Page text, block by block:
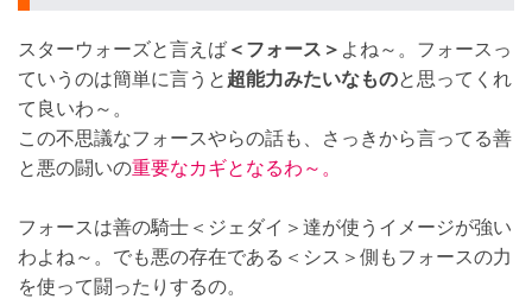
スターウォーズと言えば ＜フォース＞ よね～。フォースっ
ていうのは簡単に言うと 超能力みたいなものと思ってくれ
て良いわ～。
この不思議なフォースやらの話も、さっきから言ってる善
と悪の闘いの重要なカギとなるわ～。
フォースは善の騎士＜ジェダイ＞達が使うイメージが強い
わよね～。でも悪の存在である＜シス＞側もフォースの力
を使って闘ったりするの。